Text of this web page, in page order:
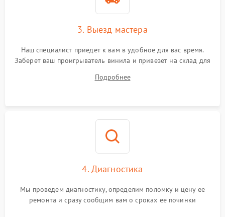
3. Выезд мастера
Наш специалист приедет к вам в удобное для вас время.
Заберет ваш проигрыватель винила и привезет на склад для
Подробнее
4. Диагностика
Мы проведем диагностику, определим поломку и цену ее
ремонта и сразу сообщим вам о сроках ее починки